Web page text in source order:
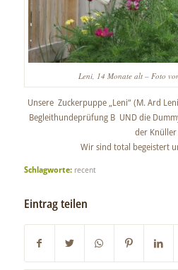
Leni, 14 Monate alt – Foto
Unsere Zuckerpuppe „Leni“ (M. Ard
Begleithundeprüfung B UND die
der Knüller
Wir sind total begeistert
Schlagworte: recent
Eintrag teilen